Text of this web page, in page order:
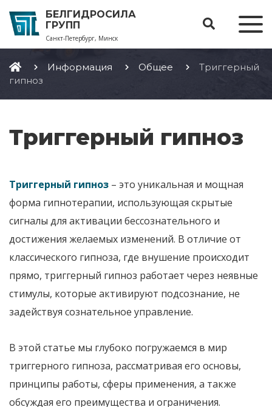
БЕЛГИДРОСИЛА
ГРУПП
Санкт-Петербург, Минск
Информация Общее
Триггерный
гипноз
Триггерный гипноз
Триггерный гипноз – это уникальная и мощная
форма гипнотерапии, использующая скрытые
сигналы для активации бессознательного и
достижения желаемых изменений. В отличие от
классического гипноза, где внушение происходит
прямо, триггерный гипноз работает через неявные
стимулы, которые активируют подсознание, не
задействуя сознательное управление.
В этой статье мы глубоко погружаемся в мир
триггерного гипноза, рассматривая его основы,
принципы работы, сферы применения, а также
обсуждая его преимущества и ограничения.